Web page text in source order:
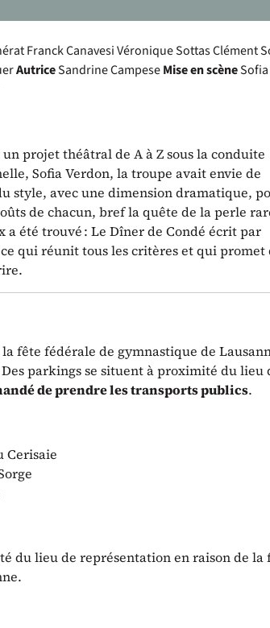
Franck CanavesiVéronique Sottas Clément
AutriceSandrine CampeseMise en scèneSofia
projet théâtral de A à Z sous la conduite
Sofia Verdon, la troupe avait envie de
style, avec une dimension dramatique,
de chacun, bref la quête de la perle
a été trouvé : Le Dîner de Condé écrit par
qui réunit tous les critères et qui promet
fête fédérale de gymnastique de
parkings se situent à proximité du lieu
de prendre les transports publics.
Cerisaie
du lieu de représentation en raison de la